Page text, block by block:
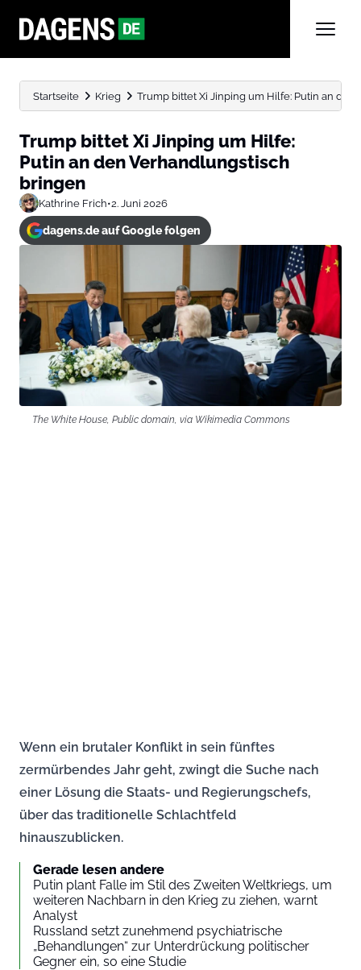
Startseite Krieg Trump bittet Xi Jinping um Hilfe: Putin an den
Trump bittet Xi Jinping um Hilfe:
Putin an den Verhandlungstisch
bringen
Kathrine Frich•2. Juni 2026
dagens.de auf Google folgen
The White House, Public domain, via Wikimedia Commons
Wenn ein brutaler Konflikt in sein fünftes
zermürbendes Jahr geht, zwingt die Suche nach
einer Lösung die Staats- und Regierungschefs,
über das traditionelle Schlachtfeld
hinauszublicken.
Gerade lesen andere
Putin plant Falle im Stil des Zweiten Weltkriegs, um
weiteren Nachbarn in den Krieg zu ziehen, warnt
Analyst
Russland setzt zunehmend psychiatrische
„Behandlungen“ zur Unterdrückung politischer
Gegner ein, so eine Studie